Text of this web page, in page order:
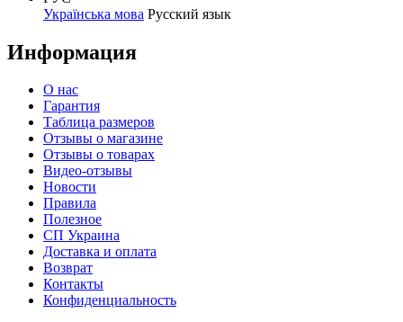
Українська мова Русский язык
Информация
О нас
Гарантия
Таблица размеров
Отзывы о магазине
Отзывы о товарах
Видео-отзывы
Новости
Правила
Полезное
СП Украина
Доставка и оплата
Возврат
Контакты
Конфиденциальность